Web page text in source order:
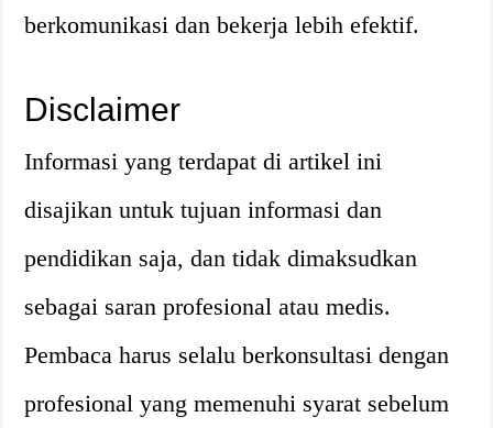
berkomunikasi dan bekerja lebih efektif.
Disclaimer
Informasi yang terdapat di artikel ini
disajikan untuk tujuan informasi dan
pendidikan saja, dan tidak dimaksudkan
sebagai saran profesional atau medis.
Pembaca harus selalu berkonsultasi dengan
profesional yang memenuhi syarat sebelum